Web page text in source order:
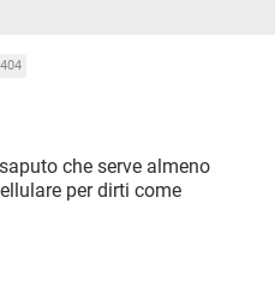
che serve almeno
per dirti come